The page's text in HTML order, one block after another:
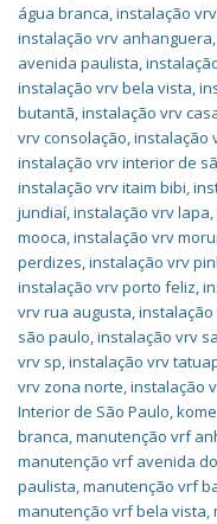
água branca,instalação
instalação vrv anhanguera,
avenida paulista,
instalação vrv bela vista,
butantã,instalação vrv
vrv consolação,instalação
instalação vrv interior de
instalação vrv itaim bibi,
jundiaí,instalação vrv lapa,
mooca,instalação vrv
perdizes,instalação vrv
instalação vrv porto feliz,
vrv rua augusta,
são paulo,instalação vrv
vrv sp,instalação vrv
vrv zona norte,instalação
Interior de São Paulo,
branca,manutenção vrf
manutenção vrf avenida
paulista,manutenção vrf
manutenção vrf bela vista,